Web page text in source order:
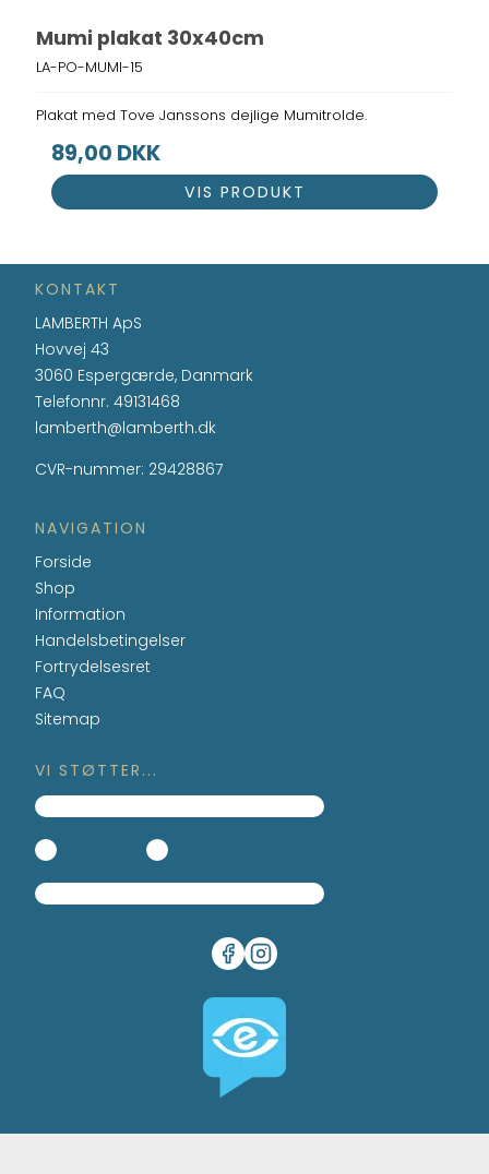
Mumi plakat 30x40cm
LA-PO-MUMI-15
Plakat med Tove Janssons dejlige Mumitrolde.
89,00 DKK
VIS PRODUKT
KONTAKT
LAMBERTH ApS
Hovvej 43
3060 Espergærde, Danmark
Telefonnr.49131468
lamberth@lamberth.dk
CVR-nummer: 29428867
NAVIGATION
Forside
Shop
Information
Handelsbetingelser
Fortrydelsesret
FAQ
Sitemap
VI STØTTER...